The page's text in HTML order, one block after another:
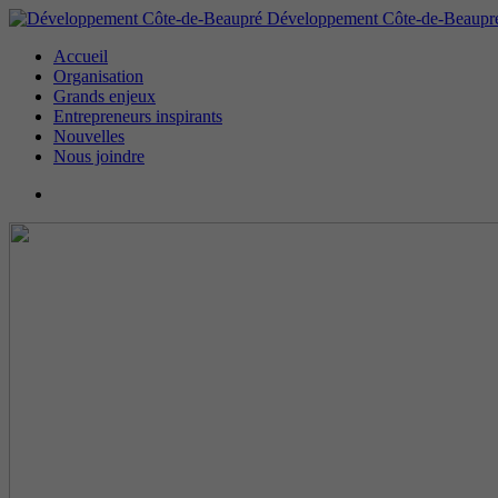
Développement Côte-de-
Accueil
Organisation
Grands enjeux
Entrepreneurs inspirants
Nouvelles
Nous joindre